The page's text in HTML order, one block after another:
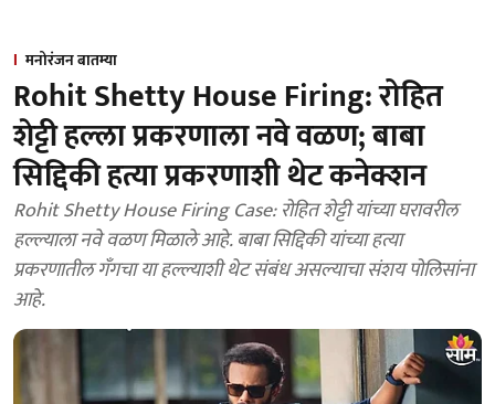
मनोरंजन बातम्या
Rohit Shetty House Firing: रोहित
शेट्टी हल्ला प्रकरणाला नवे वळण; बाबा
सिद्दिकी हत्या प्रकरणाशी थेट कनेक्शन
Rohit Shetty House Firing Case: रोहित शेट्टी यांच्या घरावरील
हल्ल्याला नवे वळण मिळाले आहे. बाबा सिद्दिकी यांच्या हत्या
प्रकरणातील गँगचा या हल्ल्याशी थेट संबंध असल्याचा संशय पोलिसांना
आहे.